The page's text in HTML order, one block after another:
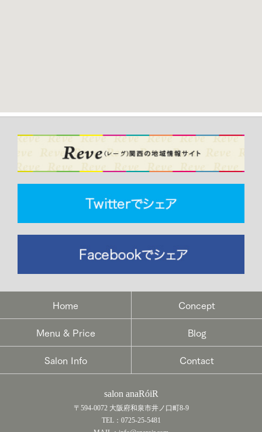
Home
Concept
Menu & Price
Blog
Salon Info
Contact
salon anaRóiR
〒594-0072 大阪府和泉市井ノ口町8-9
TEL：0725-25-5481